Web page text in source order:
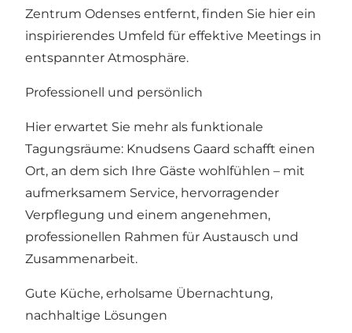
Zentrum Odenses entfernt, finden Sie hier ein
inspirierendes Umfeld für effektive Meetings in
entspannter Atmosphäre.
Professionell und persönlich
Hier erwartet Sie mehr als funktionale
Tagungsräume: Knudsens Gaard schafft einen
Ort, an dem sich Ihre Gäste wohlfühlen – mit
aufmerksamem Service, hervorragender
Verpflegung und einem angenehmen,
professionellen Rahmen für Austausch und
Zusammenarbeit.
Gute Küche, erholsame Übernachtung,
nachhaltige Lösungen